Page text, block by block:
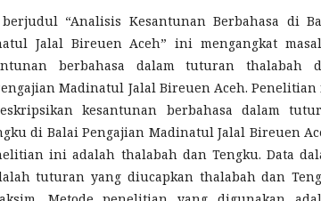
“Analisis Kesantunan Berbahasa di
Jalal Bireuen Aceh” ini mengangkat
berbahasa dalam tuturan thalabah
Madinatul Jalal Bireuen Aceh.
kesantunan berbahasa dalam
di Balai Pengajian Madinatul Jalal Bireuen
ini adalah thalabah dan Tengku. Data
tuturan yang diucapkan thalabah dan